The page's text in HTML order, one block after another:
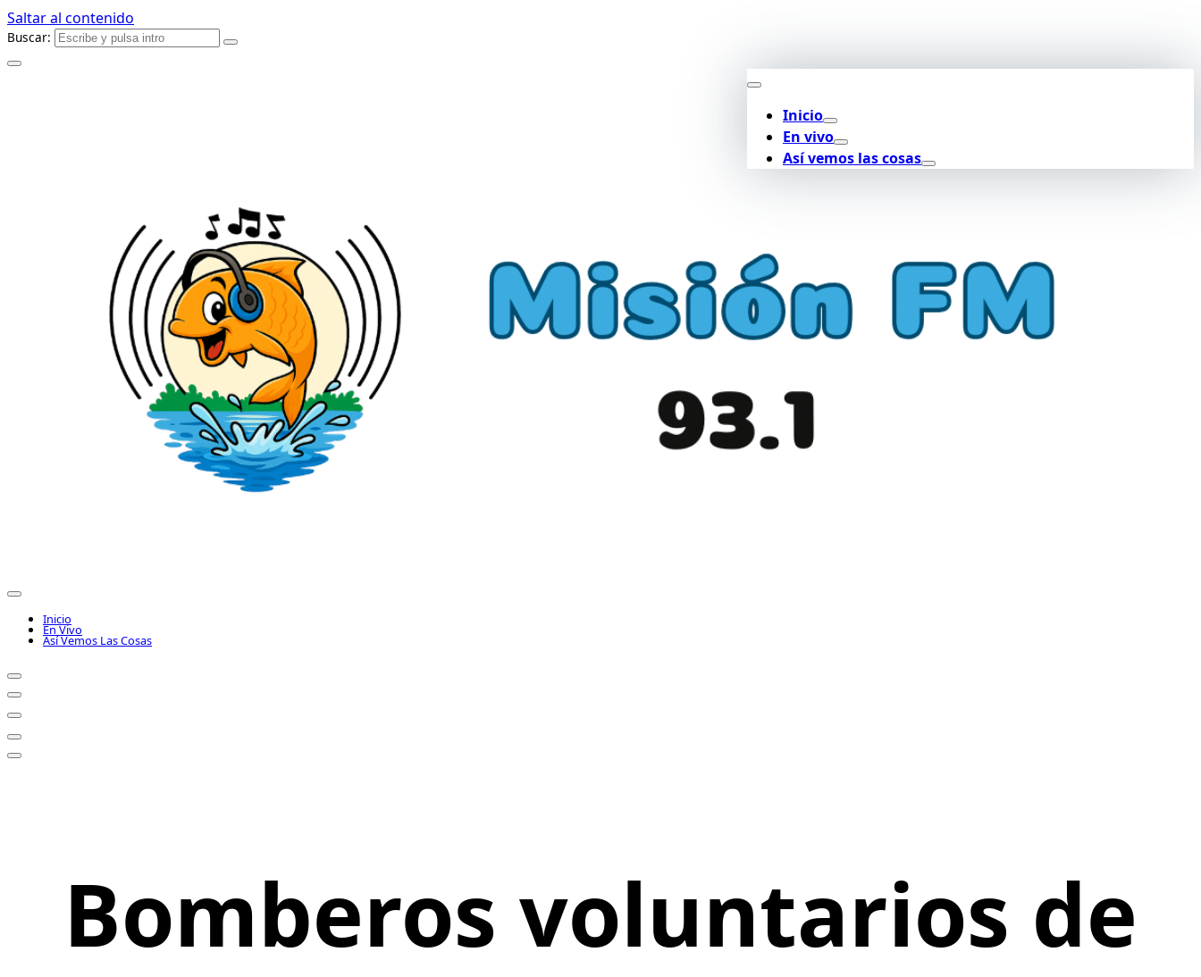
Saltar al contenido
Buscar:
Inicio
En vivo
Así vemos las cosas
Inicio
En Vivo
Así Vemos Las Cosas
Bomberos voluntarios de